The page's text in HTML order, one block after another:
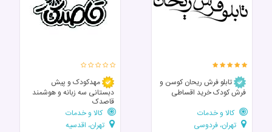
تابلو فرش ریحان کوسن و
فرش کودک خرید اقساطی
کالا و خدمات
تهران، فردوسی
مهدکودک و پیش
دبستانی سه زبانه و هوشمند
قاصدک
کالا و خدمات
تهران، اقدسیه